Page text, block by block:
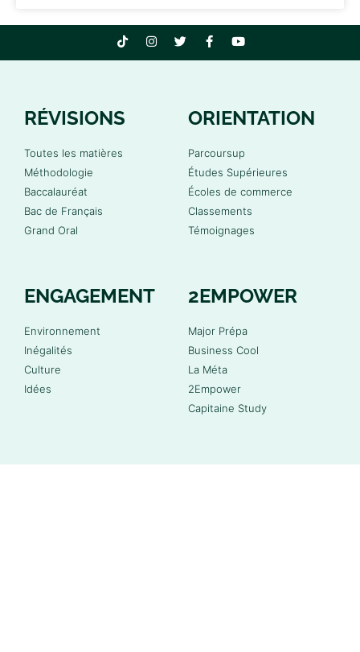
RÉVISIONS
Toutes les matières
Méthodologie
Baccalauréat
Bac de Français
Grand Oral
ORIENTATION
Parcoursup
Études Supérieures
Écoles de commerce
Classements
Témoignages
ENGAGEMENT
Environnement
Inégalités
Culture
Idées
2EMPOWER
Major Prépa
Business Cool
La Méta
2Empower
Capitaine Study